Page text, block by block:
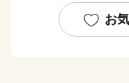
に向け「富士山」が
様々な政策に取り組
お